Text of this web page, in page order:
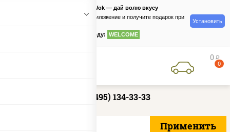
PizzaSushiWok — дай волю вкусу
Скачайте приложение и получите подарок при
по промокоду: WELCOME
Установить
0 руб
0
+7 (495) 134-33-33